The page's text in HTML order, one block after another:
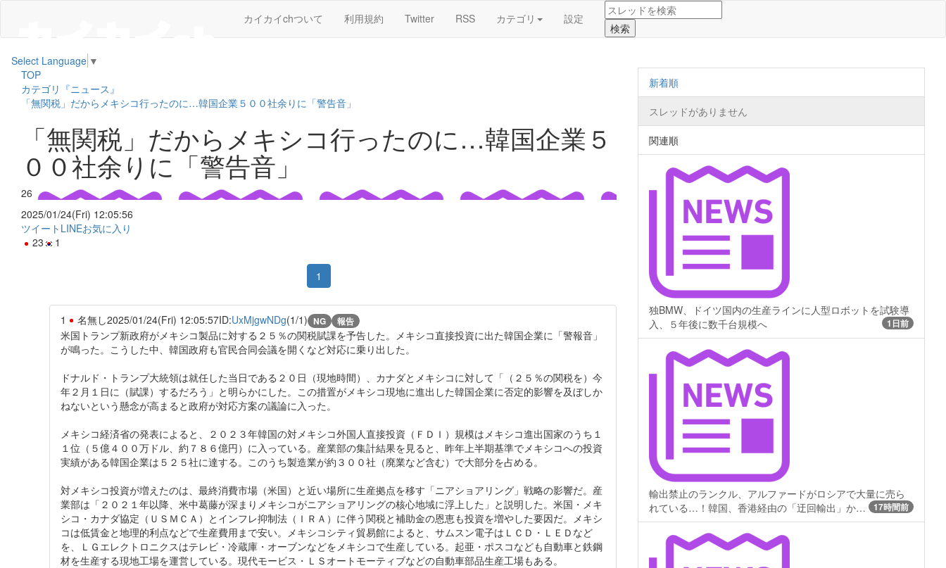
カイカイchついて 利用規約 Twitter RSS カテゴリ 設定
Select Language ▼
TOP
カテゴリ『ニュース』
「無関税」だからメキシコ行ったのに…韓国企業５００社余りに「警告音」
「無関税」だからメキシコ行ったのに…韓国企業５
００社余りに「警告音」
26
2025/01/24(Fri) 12:05:56
ツイート LINEお気に入り
23
1
1
1 名無し2025/01/24(Fri) 12:05:57ID:UxMjgwNDg(1/1) NG 報告
米国トランプ新政府がメキシコ製品に対する２５％の関税賦課を予告した。メキシコ直接投資に出た韓国企業に「警報音」
が鳴った。こうした中、韓国政府も官民合同会議を開くなど対応に乗り出した。
ドナルド・トランプ大統領は就任した当日である２０日（現地時間）、カナダとメキシコに対して「（２５％の関税を）今
年２月１日に（賦課）するだろう」と明らかにした。この措置がメキシコ現地に進出した韓国企業に否定的影響を及ぼしか
ねないという懸念が高まると政府が対応方案の議論に入った。
メキシコ経済省の発表によると、２０２３年韓国の対メキシコ外国人直接投資（ＦＤＩ）規模はメキシコ進出国家のうち１
１位（５億４００万ドル、約７８６億円）に入っている。産業部の集計結果を見ると、昨年上半期基準でメキシコへの投資
実績がある韓国企業は５２５社に達する。このうち製造業が約３００社（廃業など含む）で大部分を占める。
対メキシコ投資が増えたのは、最終消費市場（米国）と近い場所に生産拠点を移す「ニアショアリング」戦略の影響だ。産
業部は「２０２１年以降、米中葛藤が深まりメキシコがニアショアリングの核心地域に浮上した」と説明した。米国・メキ
シコ・カナダ協定（ＵＳＭＣＡ）とインフレ抑制法（ＩＲＡ）に伴う関税と補助金の恩恵も投資を増やした要因だ。メキシ
コは低賃金と地理的利点などで生産費用まで安い。メキシコシティ貿易館によると、サムスン電子はＬＣＤ・ＬＥＤなど
を、ＬＧエレクトロニクスはテレビ・冷蔵庫・オーブンなどをメキシコで生産している。起亜・ポスコなども自動車と鉄鋼
材を生産する現地工場を運営している。現代モービス・ＬＳオートモーティブなどの自動車部品生産工場もある。
新着順
スレッドがありません
関連順
独BMW、ドイツ国内の生産ラインに人型ロボットを試験導
入、５年後に数千台規模へ
1日前
輸出禁止のランクル、アルファードがロシアで大量に売ら
れている…！韓国、香港経由の「迂回輸出」か…
17時間前